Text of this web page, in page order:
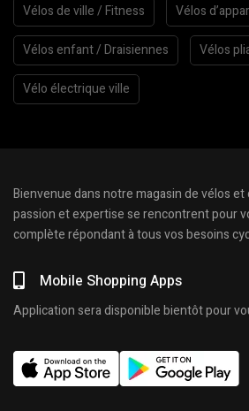
Vélos de ville / Fitness Vélos
Vélos enfant / Draisiennes Vélos
Vélo électrique ville
Bienvenue dans notre magasin de vélos et
passion et expertise se rencontrent pour
complète répondant à tous vos besoins
Mobile Shopping Apps
Application sera disponible bientôt pour